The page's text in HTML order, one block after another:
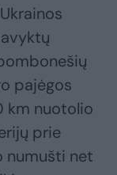
pajėgos
km nuotolio
prie
numušti net